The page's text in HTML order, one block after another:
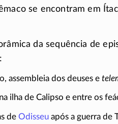
se encontram em
da sequência de
:
assembleia dos deuses e
ilha de Calipso e entre os
de Odisseu após a guerra de